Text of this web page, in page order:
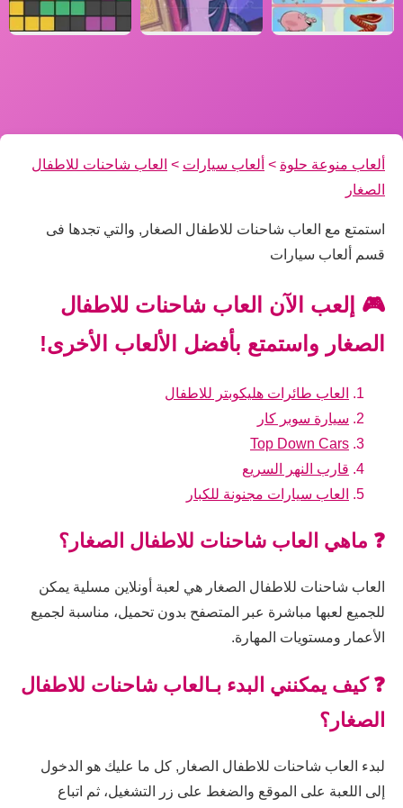
ألعاب منوعة حلوة > ألعاب سيارات > العاب شاحنات للاطفال
الصغار
استمتع مع العاب شاحنات للاطفال الصغار, والتي تجدها فى
قسم ألعاب سيارات
🎮 إلعب الآن العاب شاحنات للاطفال
الصغار واستمتع بأفضل الألعاب الأخرى!
العاب طائرات هليكوبتر للاطفال
سيارة سوبر كار
Top Down Cars
قارب النهر السريع
العاب سيارات مجنونة للكبار
❓ ماهي العاب شاحنات للاطفال الصغار؟
العاب شاحنات للاطفال الصغار هي لعبة أونلاين مسلية يمكن
للجميع لعبها مباشرة عبر المتصفح بدون تحميل، مناسبة لجميع
الأعمار ومستويات المهارة.
❓ كيف يمكنني البدء بـالعاب شاحنات للاطفال
الصغار؟
لبدء العاب شاحنات للاطفال الصغار, كل ما عليك هو الدخول
إلى اللعبة على الموقع والضغط على زر التشغيل، ثم اتباع